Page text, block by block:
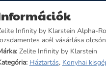
Infinity by Klarstein Alpha-
acél vásárlása
Zelite Infinity by Klarstein
Háztartás, Konyhai